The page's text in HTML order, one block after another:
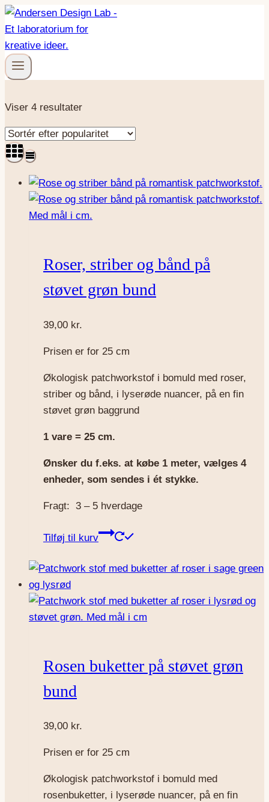
Fortsæt
til
indhold
Viser 4 resultaterSorteret
popularitet
Roser, striber og bånd på
støvet grøn bund
39,00 kr.
Prisen er for 25 cm
Økologisk patchworkstof i bomuld med roser,
striber og bånd, i lyserøde nuancer, på en fin
støvet grøn baggrund
1 vare = 25 cm.
Ønsker du f.eks. at købe 1 meter, vælges 4
enheder, som sendes i ét stykke.
Fragt: 3 – 5 hverdage
Tilføj til kurv
Rosen buketter på støvet grøn
bund
39,00 kr.
Prisen er for 25 cm
Økologisk patchworkstof i bomuld med
rosenbuketter, i lyserøde nuancer, på en fin